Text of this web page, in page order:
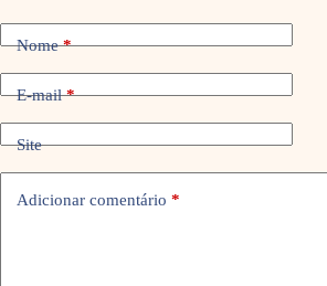
Nome*
E-mail*
Site
Adicionar comentário *